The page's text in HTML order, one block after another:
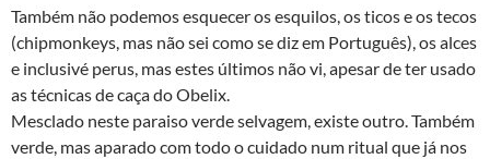
Também não podemos esquecer os esquilos, os ticos e os tecos
(chipmonkeys, mas não sei como se diz em Português), os alces
e inclusivé perus, mas estes últimos não vi, apesar de ter usado
as técnicas de caça do Obelix.
Mesclado neste paraiso verde selvagem, existe outro. Também
verde, mas aparado com todo o cuidado num ritual que já nos